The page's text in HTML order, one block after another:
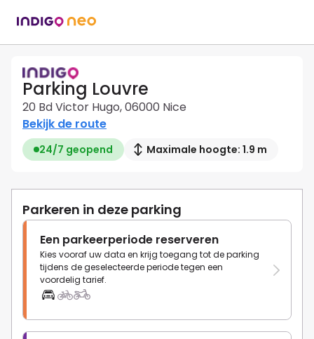
Parking Louvre
20 Bd Victor Hugo, 06000 Nice
Bekijk de route
24/7 geopend Maximale hoogte: 1.9 m
Parkeren in deze parking
Een parkeerperiode reserveren
Kies vooraf uw data en krijg toegang tot de parking
tijdens de geselecteerde periode tegen een
voordelig tarief.